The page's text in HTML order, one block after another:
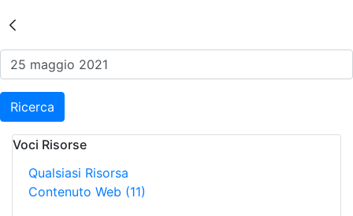
Risultati della Ricerca -
Ricerca
Voci Risorse
Qualsiasi Risorsa
Contenuto Web (11)